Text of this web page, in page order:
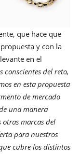
que hace que
y con la
en el
conscientes del reto,
en esta propuesta
de mercado
una manera
marcas del
para nuestros
cubre los distintos